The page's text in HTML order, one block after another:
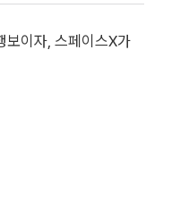
보이자, 스페이스X가